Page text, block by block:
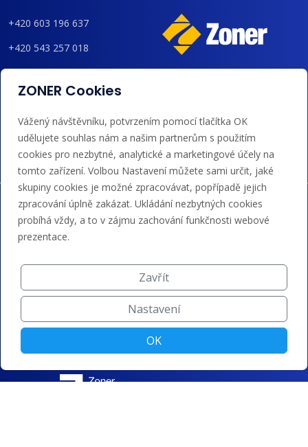
+420 603 196 637
+420 543 257 018
admin@regzone.cz
Akceptujeme platby kartou, Google/Apple Pay,
bankovním převodem a kreditem.
ZONER Cookies
Vážený návštěvníku, potvrzením pomocí tlačítka OK
udělujete souhlas nám a našim partnerům s použitím
cookies pro nezbytné, analytické a marketingové účely na
tomto zařízení. Volbou Nastavení můžete sami určit, jaké
skupiny cookies je možné zpracovávat, popřípadě jejich
zpracování úplně zakázat. Ukládání nezbytných cookies
probíhá vždy, a to v zájmu zachování funkčnosti webové
prezentace.
Zavřít
Nastavení
OK